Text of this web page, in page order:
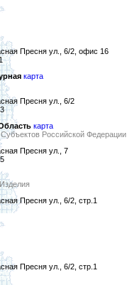
Пресня ул., 6/2, офис 16
карта
Пресня ул., 6/2
карта
Российской Федерации
Пресня ул., 7
Пресня ул., 6/2, стр.1
Пресня ул., 6/2, стр.1